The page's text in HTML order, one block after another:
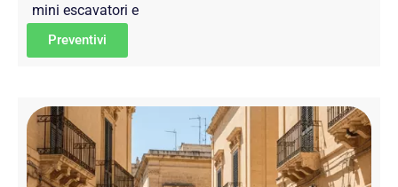
mini escavatori e
Preventivi